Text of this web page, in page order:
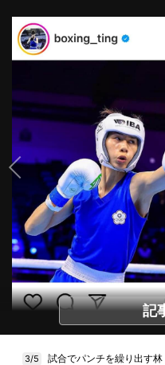
記
3/5 試合でパンチを繰り出す林